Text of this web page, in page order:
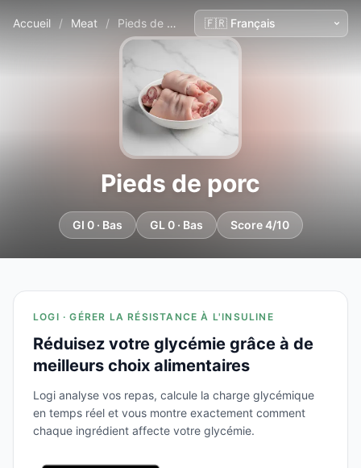
Accueil / Meat / Pieds de porc
Pieds de porc
GI 0 · Bas GL 0 · Bas Score 4/10
LOGI · GÉRER LA RÉSISTANCE À L'INSULINE
Réduisez votre glycémie grâce à de
meilleurs choix alimentaires
Logi analyse vos repas, calcule la charge glycémique
en temps réel et vous montre exactement comment
chaque ingrédient affecte votre glycémie.